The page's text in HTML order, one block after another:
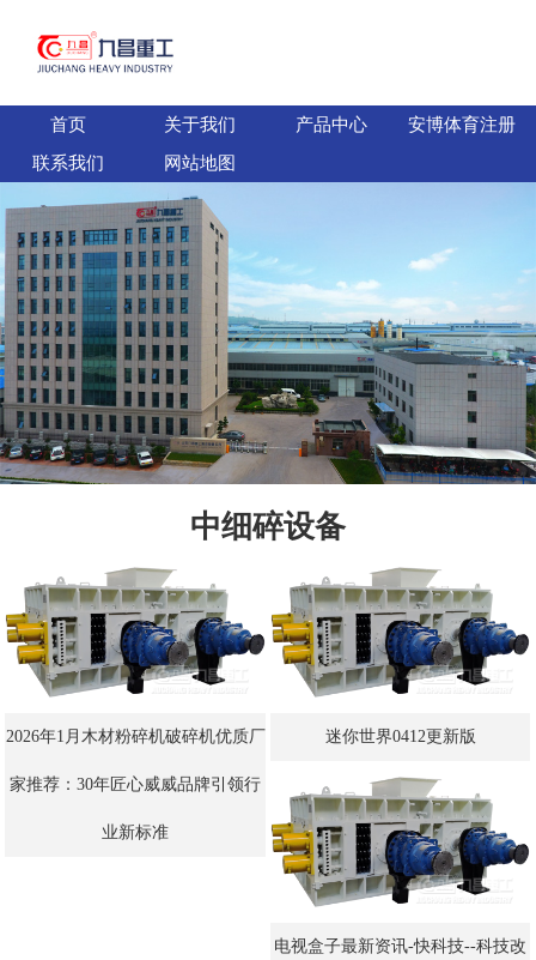
首页 关于我们 产品中心
安博体育注册
联系我们
网站地图
中细碎设备
2026年1月木材粉碎机破碎机优质厂
家推荐：30年匠心威威品牌引领行
业新标准
迷你世界0412更新版
电视盒子最新资讯-快科技--科技改